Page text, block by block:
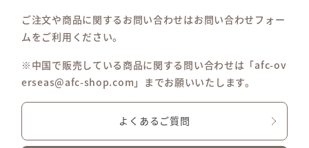
ご注文や商品に関するお問い合わせはお問い合わせフォー
ムをご利用ください。
※中国で販売している商品に関する問い合わせは「afc-ov
erseas@afc-shop.com」までお願いいたします。
よくあるご質問